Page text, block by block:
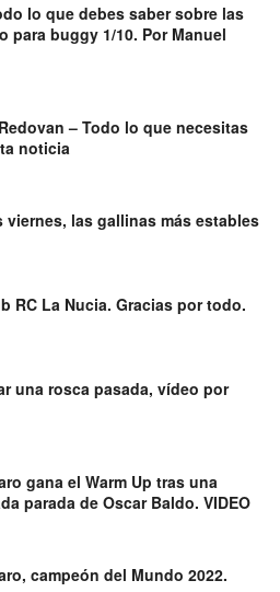
lo que debes saber sobre las
para buggy 1/10. Por Manuel
– Todo lo que necesitas
noticia
viernes, las gallinas más estables
RC La Nucia. Gracias por todo.
una rosca pasada, vídeo por
gana el Warm Up tras una
parada de Oscar Baldo. VIDEO
campeón del Mundo 2022.